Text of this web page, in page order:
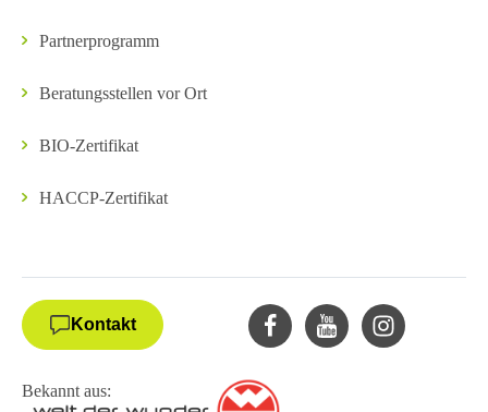
Partnerprogramm
Beratungsstellen vor Ort
BIO-Zertifikat
HACCP-Zertifikat
Kontakt
Bekannt aus: